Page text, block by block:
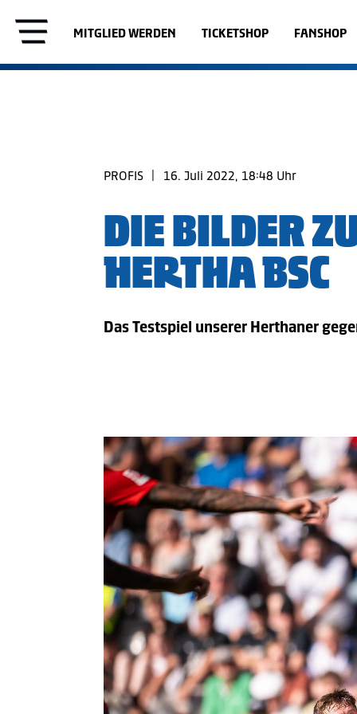
MITGLIED WERDEN TICKETSHOP FANSHOP
PROFIS 16. Juli 2022, 18:48 Uhr
DIE BILDER
HERTHA BSC
Das Testspiel unserer Herthaner